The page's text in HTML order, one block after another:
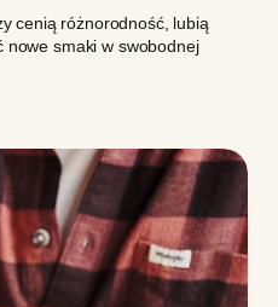
cenią różnorodność, lubią
nowe smaki w swobodnej